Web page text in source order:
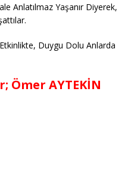
Anlatılmaz Yaşanır Diyerek,
Duygu Dolu Anlarda
Ömer AYTEKİN